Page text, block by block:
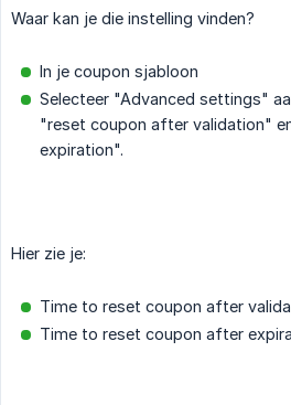
Waar kan je die instelling vinden?
In je coupon sjabloon
Selecteer "Advanced settings"
"reset coupon after validation"
expiration".
Hier zie je:
Time to reset coupon after
Time to reset coupon after